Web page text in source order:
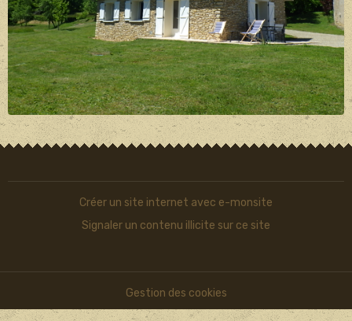
Créer un site internet avec e-monsite
Signaler un contenu illicite sur ce site
Gestion des cookies